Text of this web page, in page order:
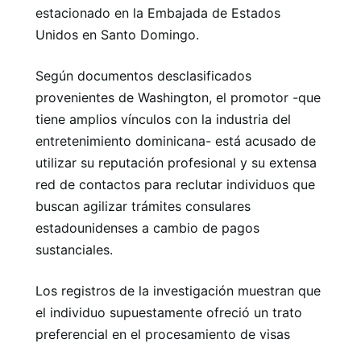
estacionado en la Embajada de Estados
Unidos en Santo Domingo.
Según documentos desclasificados
provenientes de Washington, el promotor -que
tiene amplios vínculos con la industria del
entretenimiento dominicana- está acusado de
utilizar su reputación profesional y su extensa
red de contactos para reclutar individuos que
buscan agilizar trámites consulares
estadounidenses a cambio de pagos
sustanciales.
Los registros de la investigación muestran que
el individuo supuestamente ofreció un trato
preferencial en el procesamiento de visas